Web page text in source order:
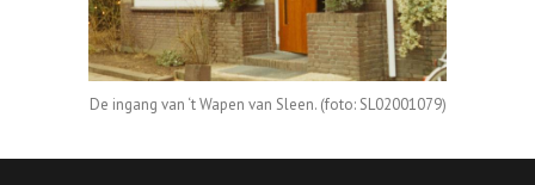
De ingang van ‘t Wapen van Sleen. (foto: SL02001079)